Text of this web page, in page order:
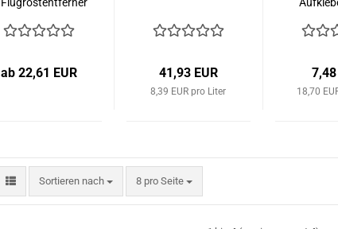
ab 22,61 EUR 41,93 EUR
8,39 EUR pro Liter
7,48
18,70
Sortieren nach
Sortieren nach 8 pro Seite
pro Seite